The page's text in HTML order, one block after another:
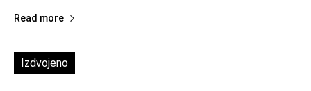
Read more
Izdvojeno